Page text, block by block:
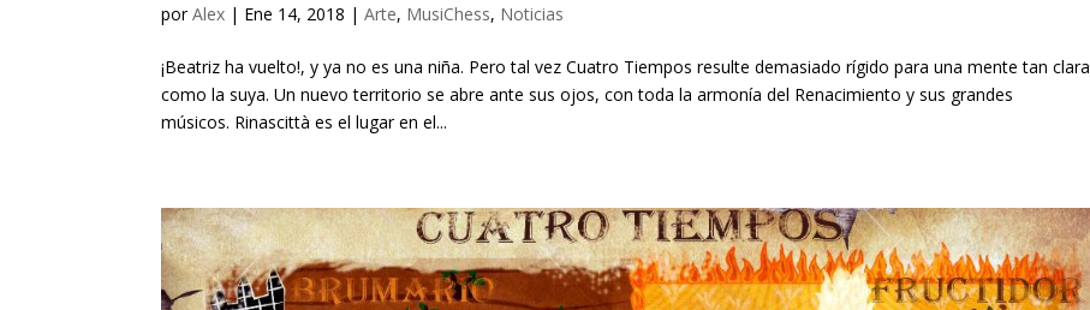
porAlex | Ene 14, 2018 |Arte, MusiChess, Noticias
¡Beatriz ha vuelto!, y ya no es una niña. Pero tal vez Cuatro Tiempos resulte demasiado rígido para una mente tan clara
como la suya. Un nuevo territorio se abre ante sus ojos, con toda la armonía del Renacimiento y sus grandes
músicos. Rinascittà es el lugar en el...